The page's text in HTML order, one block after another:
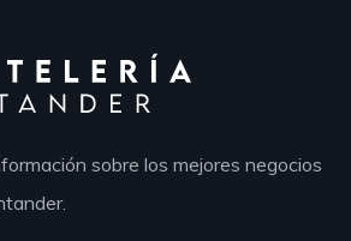
sobre los mejores negocios